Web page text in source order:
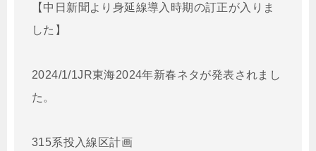
【中日新聞より身延線導入時期の訂正が入りま
した】
2024/1/1JR東海2024年新春ネタが発表されまし
た。
315系投入線区計画